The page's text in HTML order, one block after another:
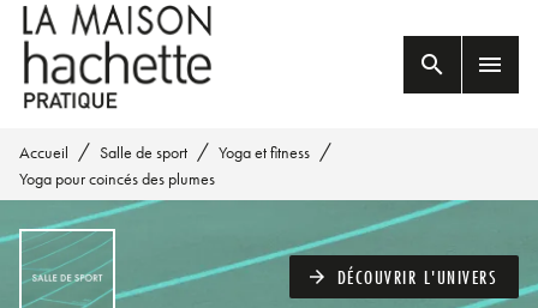
MENU RECHERCHE
PIED DE PAGE
search menu
Accueil / Salle de sport / Yoga et fitness /
Yoga pour coincés des plumes
arrow_forward DÉCOUVRIR L'UNIVERS